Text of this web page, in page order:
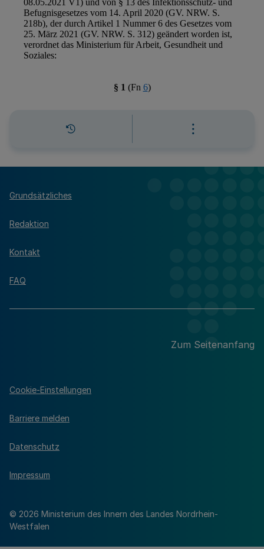
Grundsätzliches
Redaktion
Kontakt
FAQ
Zum Seitenanfang
© 2026 Ministerium des Innern des Landes Nordrhein-
Westfalen
Cookie-Einstellungen
Barriere melden
Datenschutz
Impressum